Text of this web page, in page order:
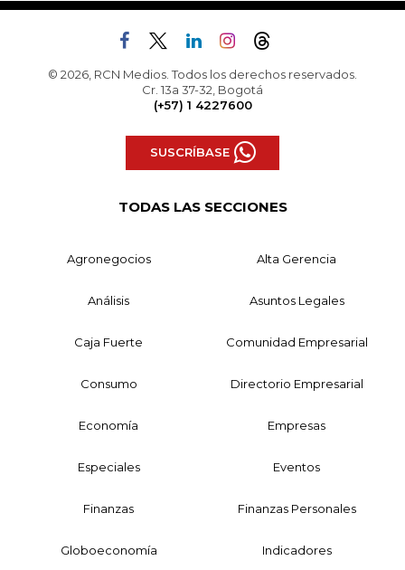
© 2026, RCN Medios. Todos los derechos reservados.
Cr. 13a 37-32, Bogotá
(+57) 1 4227600
SUSCRÍBASE
TODAS LAS SECCIONES
Agronegocios Alta Gerencia
Análisis Asuntos Legales
Caja Fuerte Comunidad Empresarial
Consumo Directorio Empresarial
Economía Empresas
Especiales Eventos
Finanzas Finanzas Personales
Globoeconomía Indicadores